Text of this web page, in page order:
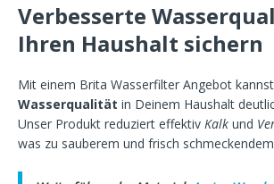
Verbesserte
Ihren Haushalt sichern
Mit einem Brita Wasserfilter Angebot
Wasserqualität in Deinem Haushalt
Unser Produkt reduziert effektiv Kalk und
was zu sauberem und frisch